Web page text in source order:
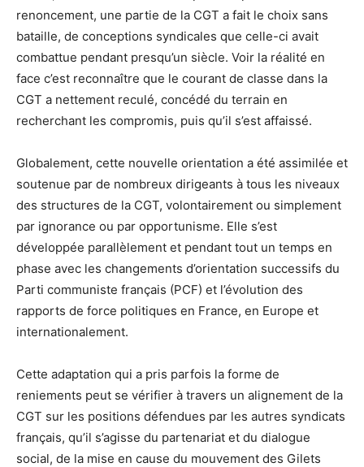
renoncement, une partie de la CGT a fait le choix sans
bataille, de conceptions syndicales que celle-ci avait
combattue pendant presqu’un siècle. Voir la réalité en
face c’est reconnaître que le courant de classe dans la
CGT a nettement reculé, concédé du terrain en
recherchant les compromis, puis qu’il s’est affaissé.
Globalement, cette nouvelle orientation a été assimilée et
soutenue par de nombreux dirigeants à tous les niveaux
des structures de la CGT, volontairement ou simplement
par ignorance ou par opportunisme. Elle s’est
développée parallèlement et pendant tout un temps en
phase avec les changements d’orientation successifs du
Parti communiste français (PCF) et l’évolution des
rapports de force politiques en France, en Europe et
internationalement.
Cette adaptation qui a pris parfois la forme de
reniements peut se vérifier à travers un alignement de la
CGT sur les positions défendues par les autres syndicats
français, qu’il s’agisse du partenariat et du dialogue
social, de la mise en cause du mouvement des Gilets